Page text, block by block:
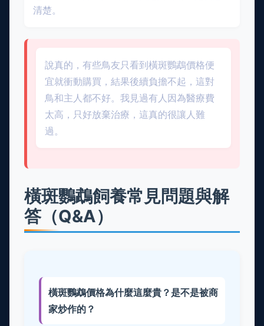
清楚。
說真的，有些鳥友只看到橫斑鸚鵡價格便
宜就衝動購買，結果後續負擔不起，這對
鳥和主人都不好。我見過有人因為醫療費
太高，只好放棄治療，這真的很讓人難
過。
橫斑鸚鵡飼養常見問題與解
答（Q&A）
橫斑鸚鵡價格為什麼這麼貴？是不是被商
家炒作的？